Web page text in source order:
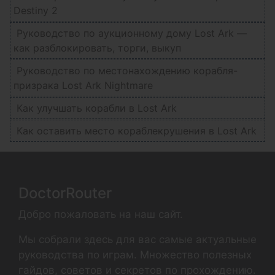
Destiny 2
Руководство по аукционному дому Lost Ark —
как разблокировать, торги, выкуп
Руководство по местонахождению корабля-
призрака Lost Ark Nightmare
Как улучшать корабли в Lost Ark
Как оставить место кораблекрушения в Lost Ark